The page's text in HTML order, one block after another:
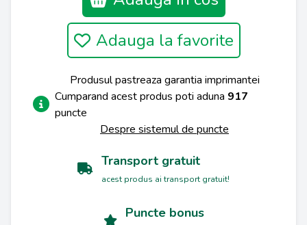
Adauga la favorite
Produsul pastreaza garantia imprimantei
Cumparand acest produs poti aduna 917
puncte
Despre sistemul de puncte
Transport gratuit
acest produs ai transport gratuit!
Puncte bonus